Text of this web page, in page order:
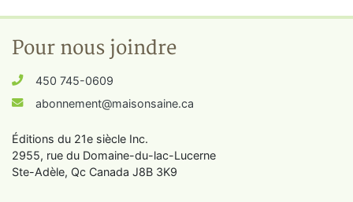
Pour nous joindre
450 745-0609
abonnement@maisonsaine.ca
Éditions du 21e siècle Inc.
2955, rue du Domaine-du-lac-Lucerne
Ste-Adèle, Qc Canada J8B 3K9